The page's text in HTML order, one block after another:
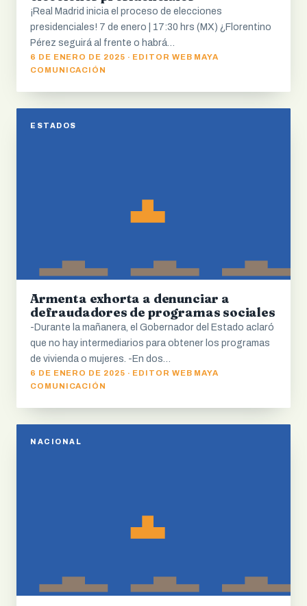
¡Real Madrid inicia el proceso de elecciones
presidenciales! 7 de enero | 17:30 hrs (MX) ¿Florentino
Pérez seguirá al frente o habrá…
6 DE ENERO DE 2025 · EDITOR WEB MAYA
COMUNICACIÓN
ESTADOS
Armenta exhorta a denunciar a
defraudadores de programas sociales
-Durante la mañanera, el Gobernador del Estado aclaró
que no hay intermediarios para obtener los programas
de vivienda o mujeres. -En dos…
6 DE ENERO DE 2025 · EDITOR WEB MAYA
COMUNICACIÓN
NACIONAL